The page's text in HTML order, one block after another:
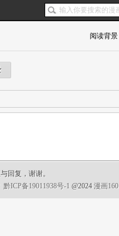
阅读背景
回复，谢谢。
黔ICP备19011938号-1 @2024 漫画160